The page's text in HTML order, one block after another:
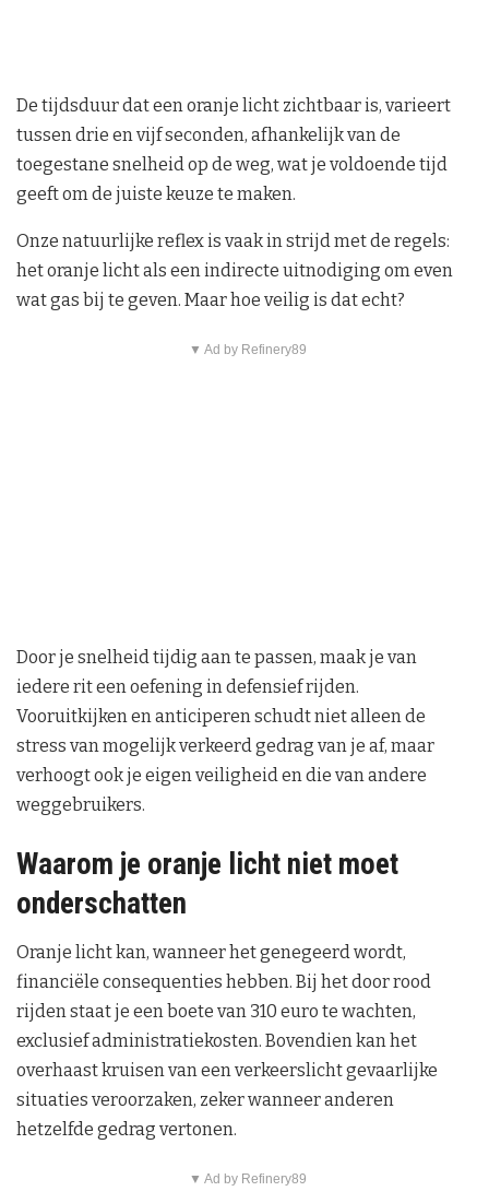
De tijdsduur dat een oranje licht zichtbaar is, varieert
tussen drie en vijf seconden, afhankelijk van de
toegestane snelheid op de weg, wat je voldoende tijd
geeft om de juiste keuze te maken.
Onze natuurlijke reflex is vaak in strijd met de regels:
het oranje licht als een indirecte uitnodiging om even
wat gas bij te geven. Maar hoe veilig is dat echt?
▼ Ad by Refinery89
Door je snelheid tijdig aan te passen, maak je van
iedere rit een oefening in defensief rijden.
Vooruitkijken en anticiperen schudt niet alleen de
stress van mogelijk verkeerd gedrag van je af, maar
verhoogt ook je eigen veiligheid en die van andere
weggebruikers.
Waarom je oranje licht niet moet
onderschatten
Oranje licht kan, wanneer het genegeerd wordt,
financiële consequenties hebben. Bij het door rood
rijden staat je een boete van 310 euro te wachten,
exclusief administratiekosten. Bovendien kan het
overhaast kruisen van een verkeerslicht gevaarlijke
situaties veroorzaken, zeker wanneer anderen
hetzelfde gedrag vertonen.
▼ Ad by Refinery89